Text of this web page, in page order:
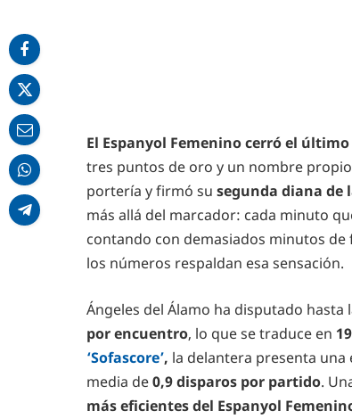
El Espanyol Femenino cerró el
tres puntos de oro y un nombre
portería y firmó su segunda diana de
más allá del marcador: cada minuto
contando con demasiados minutos
los números respaldan esa sensación.
Ángeles del Álamo ha disputado hasta
por encuentro, lo que se traduce en
‘Sofascore’, la delantera presenta
media de0,9 disparos por partido.
más eficientes del Espanyol